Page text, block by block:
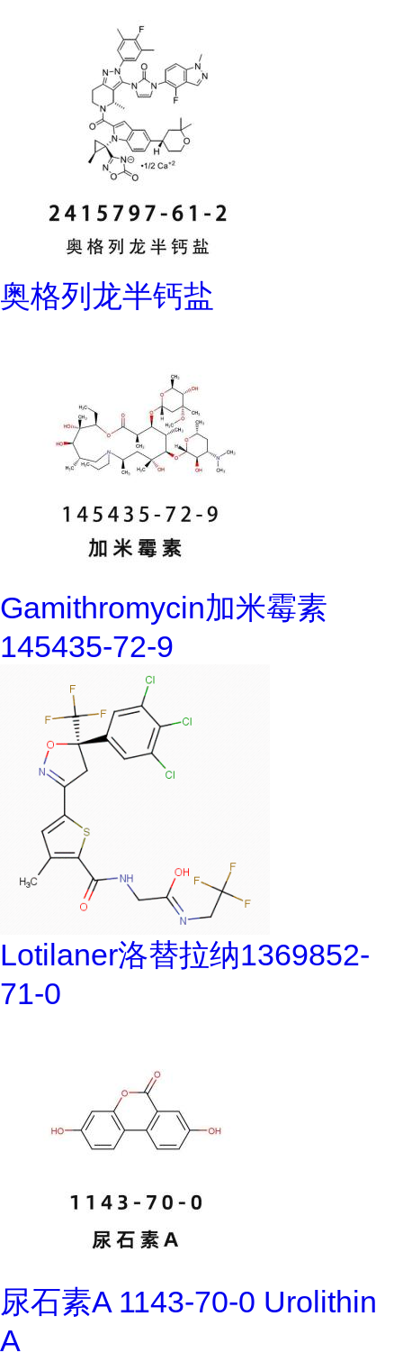
奥格列龙半钙盐
Gamithromycin加米霉素
145435-72-9
Lotilaner洛替拉纳1369852-
71-0
尿石素A 1143-70-0 Urolithin
A